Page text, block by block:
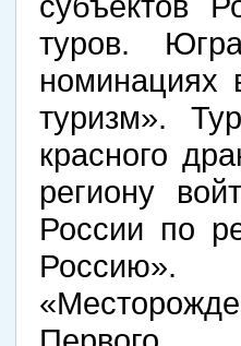
туров.
номинациях
туризм».
красного
региону
России по
Россию».